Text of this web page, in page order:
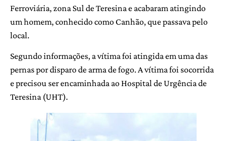
Ferroviária, zona Sul de Teresina e acabaram atingindo
um homem, conhecido como Canhão, que passava pelo
local.
Segundo informações, a vítima foi atingida em uma das
pernas por disparo de arma de fogo. A vítima foi socorrida
e precisou ser encaminhada ao Hospital de Urgência de
Teresina (UHT).